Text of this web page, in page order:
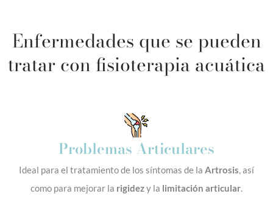
Enfermedades que se pueden
tratar con fisioterapia acuática
Problemas Articulares
Ideal para el tratamiento de los síntomas de la Artrosis, así
como para mejorar la rigidezy la limitación articular.